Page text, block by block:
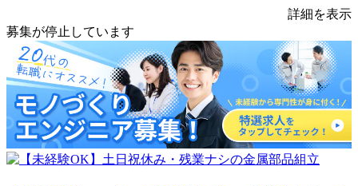
詳細を表示
募集が停止しています